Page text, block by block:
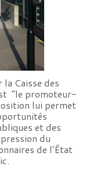
Caisse des
“le promoteur-
lui permet
et des
du
de l’État